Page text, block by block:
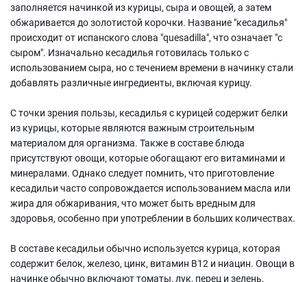
заполняется начинкой из курицы, сыра и овощей, а затем
обжаривается до золотистой корочки. Название "кесадилья"
происходит от испанского слова "quesadilla", что означает "с
сыром". Изначально кесадилья готовилась только с
использованием сыра, но с течением времени в начинку стали
добавлять различные ингредиенты, включая курицу.
С точки зрения пользы, кесадилья с курицей содержит белки
из курицы, которые являются важным строительным
материалом для организма. Также в составе блюда
присутствуют овощи, которые обогащают его витаминами и
минералами. Однако следует помнить, что приготовление
кесадильи часто сопровождается использованием масла или
жира для обжаривания, что может быть вредным для
здоровья, особенно при употреблении в больших количествах.
В составе кесадильи обычно используется курица, которая
содержит белок, железо, цинк, витамин В12 и ниацин. Овощи в
начинке обычно включают томаты, лук, перец и зелень,